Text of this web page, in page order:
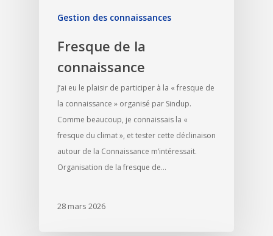
Gestion des connaissances
Fresque de la
connaissance
J’ai eu le plaisir de participer à la « fresque de
la connaissance » organisé par Sindup.
Comme beaucoup, je connaissais la «
fresque du climat », et tester cette déclinaison
autour de la Connaissance m’intéressait.
Organisation de la fresque de…
28 mars 2026